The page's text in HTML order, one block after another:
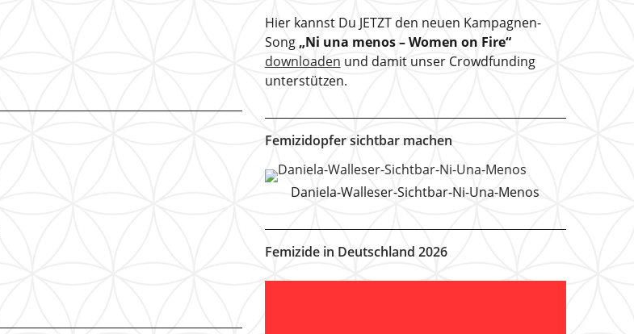
Hier kannst Du JETZT den neuen Kampagnen-
Song „Ni una menos – Women on Fire“
downloaden und damit unser Crowdfunding
unterstützen.
Femizidopfer sichtbar machen
Daniela-Walleser-Sichtbar-Ni-Una-Menos
Femizide in Deutschland 2026